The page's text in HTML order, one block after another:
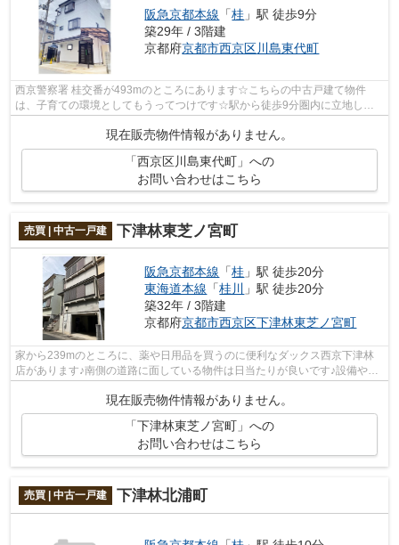
阪急京都本線 「桂 」駅 徒歩9分
築29年 / 3階建
京都府京都市西京区川島東代町
西京警察署 桂交番が493mのところにあります☆こちらの中古戸建て物件
は、子育ての環境としてもうってつけです☆駅から徒歩9分圏内に立地して
います☆前面道路6m以上という駐車もラクラク...
現在販売物件情報がありません。
「西京区川島東代町」への
お問い合わせはこちら
売買 | 中古一戸建 下津林東芝ノ宮町
阪急京都本線 「桂 」駅 徒歩20分
東海道本線 「桂川 」駅 徒歩20分
築32年 / 3階建
京都府京都市西京区下津林東芝ノ宮町
家から239mのところに、薬や日用品を買うのに便利なダックス西京下津林
店があります♪南側の道路に面している物件は日当たりが良いです♪設備や周
辺環境が整っている中古戸建てはいかが...
現在販売物件情報がありません。
「下津林東芝ノ宮町」への
お問い合わせはこちら
売買 | 中古一戸建 下津林北浦町